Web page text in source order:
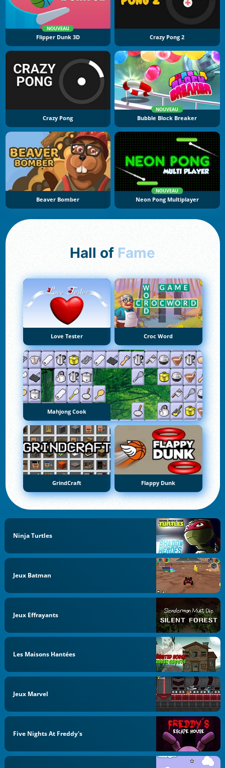
NOUVEAU
Flipper Dunk 3D Crazy Pong 2
Crazy Pong
NOUVEAU
Bubble Block Breaker
Beaver Bomber
NOUVEAU
Neon Pong Multiplayer
Hall of Fame
Love Tester Croc Word
Mahjong Cook
GrindCraft Flappy Dunk
Ninja Turtles
Jeux Batman
Jeux Effrayants
Les Maisons Hantées
Jeux Marvel
Five Nights At Freddy's